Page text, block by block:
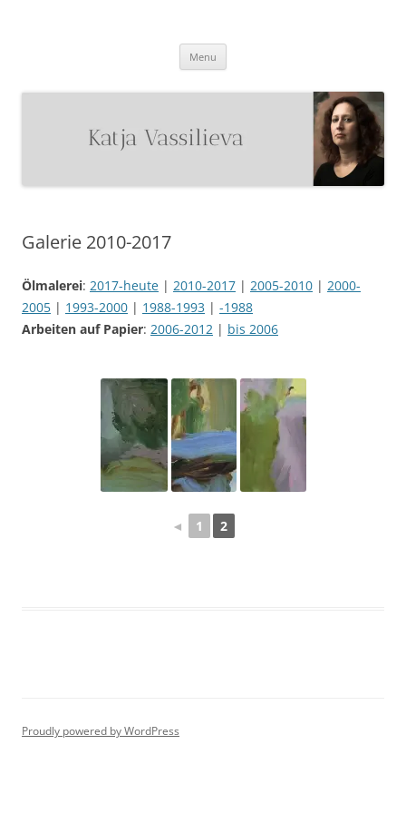
Menu
Galerie 2010-2017
Ölmalerei: 2017-heute | 2010-2017 | 2005-2010 | 2000-
2005 | 1993-2000 | 1988-1993 | -1988
Arbeiten auf Papier: 2006-2012 | bis 2006
◄ 1 2
Proudly powered by WordPress